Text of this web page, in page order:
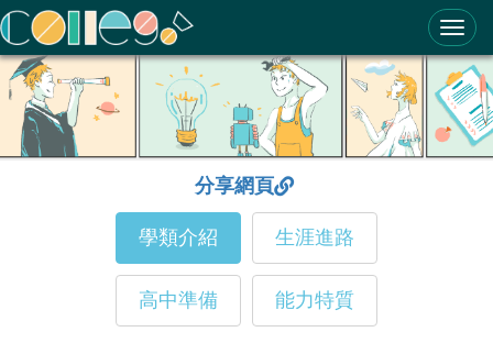
ColleGo! 大學選才與高中育才輔助系統
分享網頁
學類介紹 生涯進路
高中準備 能力特質